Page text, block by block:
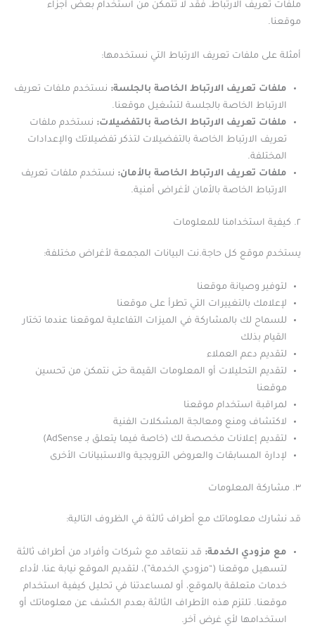
ملفات تعريف الارتباط، فقد لا تتمكن من استخدام بعض أجزاء
موقعنا.
أمثلة على ملفات تعريف الارتباط التي نستخدمها:
ملفات تعريف الارتباط الخاصة بالجلسة: نستخدم ملفات تعريف
الارتباط الخاصة بالجلسة لتشغيل موقعنا.
ملفات تعريف الارتباط الخاصة بالتفضيلات: نستخدم ملفات
تعريف الارتباط الخاصة بالتفضيلات لتذكر تفضيلاتك والإعدادات
المختلفة.
ملفات تعريف الارتباط الخاصة بالأمان: نستخدم ملفات تعريف
الارتباط الخاصة بالأمان لأغراض أمنية.
٢. كيفية استخدامنا للمعلومات
يستخدم موقع كل حاجة.نت البيانات المجمعة لأغراض مختلفة:
لتوفير وصيانة موقعنا
لإعلامك بالتغييرات التي تطرأ على موقعنا
للسماح لك بالمشاركة في الميزات التفاعلية لموقعنا عندما تختار
القيام بذلك
لتقديم دعم العملاء
لتقديم التحليلات أو المعلومات القيمة حتى نتمكن من تحسين
موقعنا
لمراقبة استخدام موقعنا
لاكتشاف ومنع ومعالجة المشكلات الفنية
لتقديم إعلانات مخصصة لك (خاصة فيما يتعلق بـ AdSense)
لإدارة المسابقات والعروض الترويجية والاستبيانات الأخرى
٣. مشاركة المعلومات
قد نشارك معلوماتك مع أطراف ثالثة في الظروف التالية:
مع مزودي الخدمة: قد نتعاقد مع شركات وأفراد من أطراف ثالثة
لتسهيل موقعنا (“مزودي الخدمة”)، لتقديم الموقع نيابة عنا، لأداء
خدمات متعلقة بالموقع، أو لمساعدتنا في تحليل كيفية استخدام
موقعنا. تلتزم هذه الأطراف الثالثة بعدم الكشف عن معلوماتك أو
استخدامها لأي غرض آخر.